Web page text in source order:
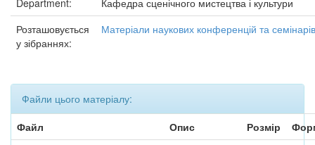
Department:
Кафедра сценічного мистецтва і культури
Розташовується
у зібраннях:
Матеріали наукових конференцій та семінарів
Файли цього матеріалу:
Файл
Опис Розмір